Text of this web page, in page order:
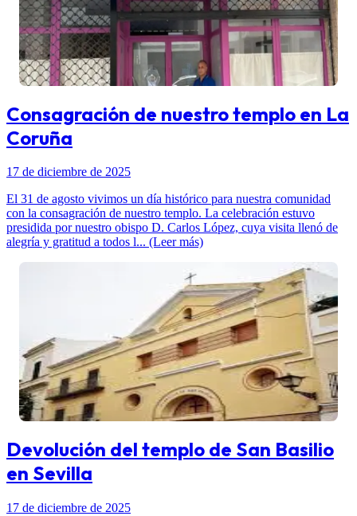
Consagración de nuestro templo en La
Coruña
17 de diciembre de 2025
El 31 de agosto vivimos un día histórico para nuestra comunidad
con la consagración de nuestro templo. La celebración estuvo
presidida por nuestro obispo D. Carlos López, cuya visita llenó de
alegría y gratitud a todos l... (Leer más)
Devolución del templo de San Basilio
en Sevilla
17 de diciembre de 2025